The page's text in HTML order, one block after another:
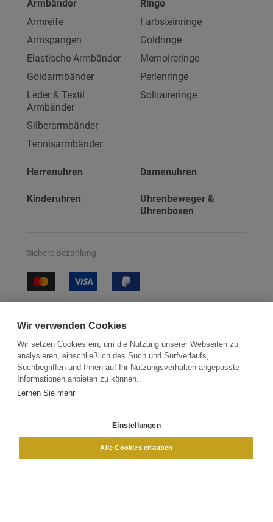
Armbänder
Armreife
Armspangen
Elastische Armbänder
Goldarmbänder
Leder & Textil
Armbänder
Silberarmbänder
Tennisarmbänder
Ringe
Farbsteinringe
Goldringe
Memoireringe
Perlenringe
Solitaireringe
Herrenuhren Damenuhren
Kinderuhren
Uhrenbeweger &
Uhrenboxen
Sichere Bezahlung
Kontakt Newsletter Partner
Versand
DAMEN
Wir verwenden Cookies
Wir setzen Cookies ein, um die Nutzung unserer Webseiten zu
analysieren, einschließlich des Such und Surfverlaufs,
Suchbegriffen und Ihnen auf Ihr Nutzungsverhalten angepasste
Informationen anbieten zu können.
Lernen Sie mehr
Einstellungen
Alle Cookies erlauben